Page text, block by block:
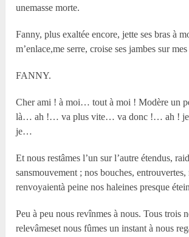
unemasse morte.
Fanny, plus exaltée encore, jette ses bras à
m’enlace,me serre, croise ses jambes sur
FANNY.
Cher ami ! à moi… tout à moi ! Modère un
là… ah !… va plus vite… va donc !… ah ! je
je…
Et nous restâmes l’un sur l’autre étendus,
sansmouvement ; nos bouches, entrouvertes,
renvoyaientà peine nos haleines presque
Peu à peu nous revînmes à nous. Tous trois
relevâmeset nous fûmes un instant à nous